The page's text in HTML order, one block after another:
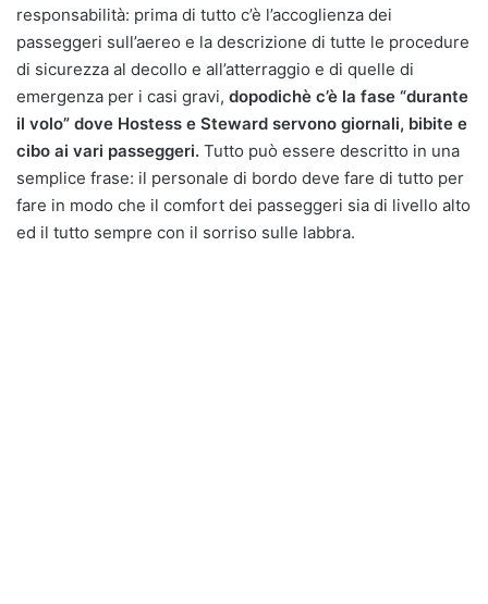
responsabilità: prima di tutto c’è l’accoglienza dei
passeggeri sull’aereo e la descrizione di tutte le procedure
di sicurezza al decollo e all’atterraggio e di quelle di
emergenza per i casi gravi, dopodichè c’è la fase “durante
il volo” dove Hostess e Steward servono giornali, bibite e
cibo ai vari passeggeri. Tutto può essere descritto in una
semplice frase: il personale di bordo deve fare di tutto per
fare in modo che il comfort dei passeggeri sia di livello alto
ed il tutto sempre con il sorriso sulle labbra.